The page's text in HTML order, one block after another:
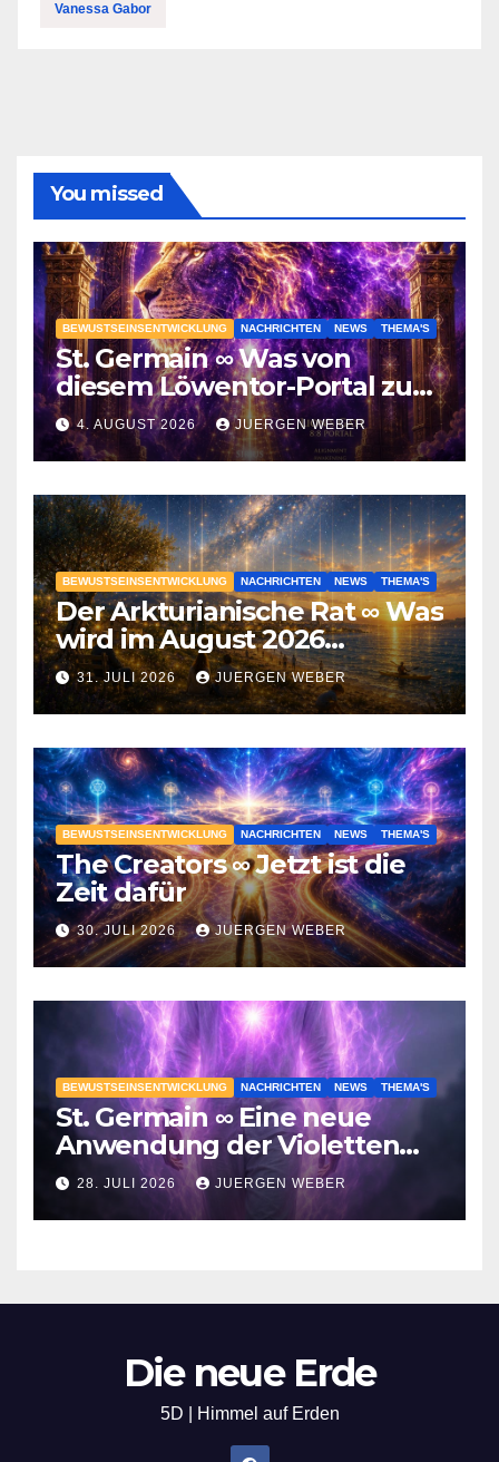
Vanessa Gabor
You missed
BEWUSTSEINSENTWICKLUNG NACHRICHTEN NEWS THEMA'S
St. Germain ∞ Was von
diesem Löwentor-Portal zu
erwarten ist
4. AUGUST 2026 JUERGEN WEBER
BEWUSTSEINSENTWICKLUNG NACHRICHTEN NEWS THEMA'S
Der Arkturianische Rat ∞ Was
wird im August 2026
geschehen?
31. JULI 2026 JUERGEN WEBER
BEWUSTSEINSENTWICKLUNG NACHRICHTEN NEWS THEMA'S
The Creators ∞ Jetzt ist die
Zeit dafür
30. JULI 2026 JUERGEN WEBER
BEWUSTSEINSENTWICKLUNG NACHRICHTEN NEWS THEMA'S
St. Germain ∞ Eine neue
Anwendung der Violetten
Flamme
28. JULI 2026 JUERGEN WEBER
Die neue Erde
5D | Himmel auf Erden